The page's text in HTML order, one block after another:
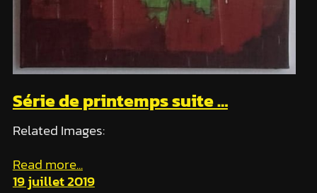
Série de printemps suite …
Related Images:
Read more...
19 juillet 2019